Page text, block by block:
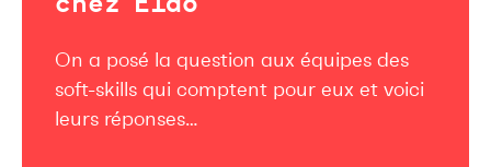
chez Elao
On a posé la question aux équipes des
soft-skills qui comptent pour eux et voici
leurs réponses…